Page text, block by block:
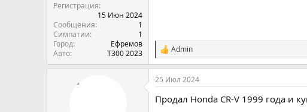
Регистрация
15 Июн 2024
Сообщения
1
Симпатии
1
Город
Ефремов
Авто
Т300 2023
С
и
м
п
т
Admin
25 Июл 2024
Продал Honda CR-V 1999 года и